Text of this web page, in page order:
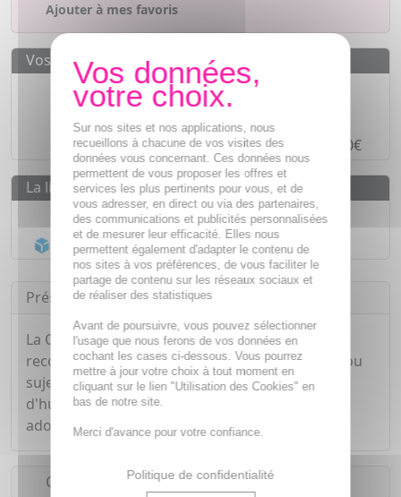
Ajouter à mes favoris
Vos avantages
Des prixIMBATTABLES
Paiement en4 fois sans fraisà partir de 30€
La livraison
Livraison gratuite dès55€
Acheminement Chronopost en 24h*
Présentation
La Crème Mains Bio Amande est un soin
recommandé pour les peaux sèches, sensibles ou
sujettes aux irritations. Elle est formulée à base
d'huile d'amande douce et elle nourrit, hydrate,
adoucit et apaise la peau.
Conseils d'utilisation
Sur nos sites et nos applications, nous
recueillons à chacune de vos visites des
données vous concernant. Ces données nous
permettent de vous proposer les offres et
services les plus pertinents pour vous, et de
vous adresser, en direct ou via des partenaires,
des communications et publicités personnalisées
et de mesurer leur efficacité. Elles nous
permettent également d'adapter le contenu de
nos sites à vos préférences, de vous faciliter le
partage de contenu sur les réseaux sociaux et
de réaliser des statistiques
Avant de poursuivre, vous pouvez sélectionner
l'usage que nous ferons de vos données en
cochant les cases ci-dessous. Vous pourrez
mettre à jour votre choix à tout moment en
cliquant sur le lien "Utilisation des Cookies" en
bas de notre site.
Merci d'avance pour votre confiance.
Politique de confidentialité